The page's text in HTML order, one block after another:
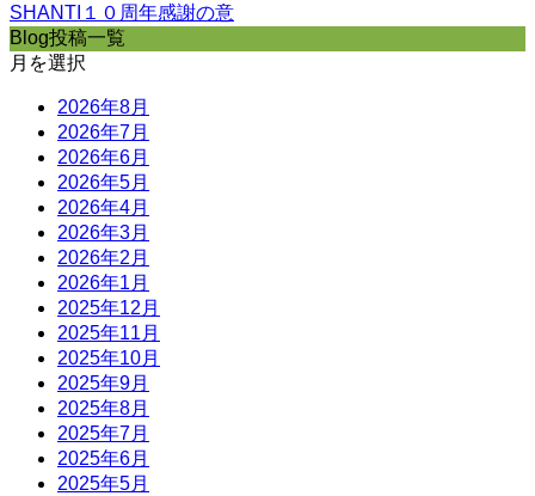
SHANTI１０周年感謝の意
Blog投稿一覧
月を選択
2026年8月
2026年7月
2026年6月
2026年5月
2026年4月
2026年3月
2026年2月
2026年1月
2025年12月
2025年11月
2025年10月
2025年9月
2025年8月
2025年7月
2025年6月
2025年5月